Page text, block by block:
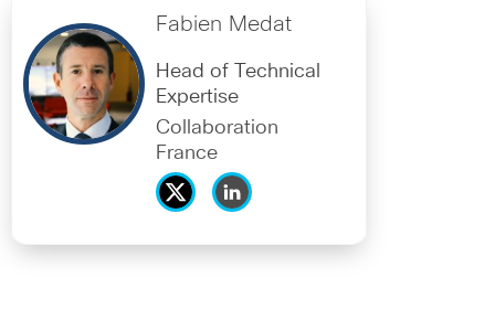
Fabien Medat
Head of Technical
Expertise
Collaboration
France